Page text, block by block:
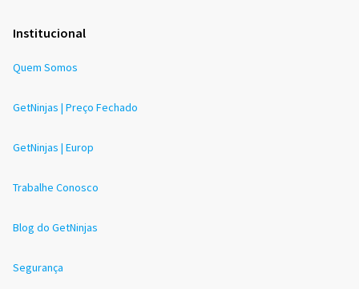
Institucional
Quem Somos
GetNinjas | Preço Fechado
GetNinjas | Europ
Trabalhe Conosco
Blog do GetNinjas
Segurança